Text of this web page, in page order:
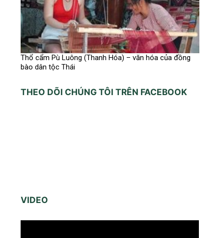
Thổ cẩm Pù Luông (Thanh Hóa) – văn hóa của đồng
bào dân tộc Thái
THEO DÕI CHÚNG TÔI TRÊN FACEBOOK
VIDEO